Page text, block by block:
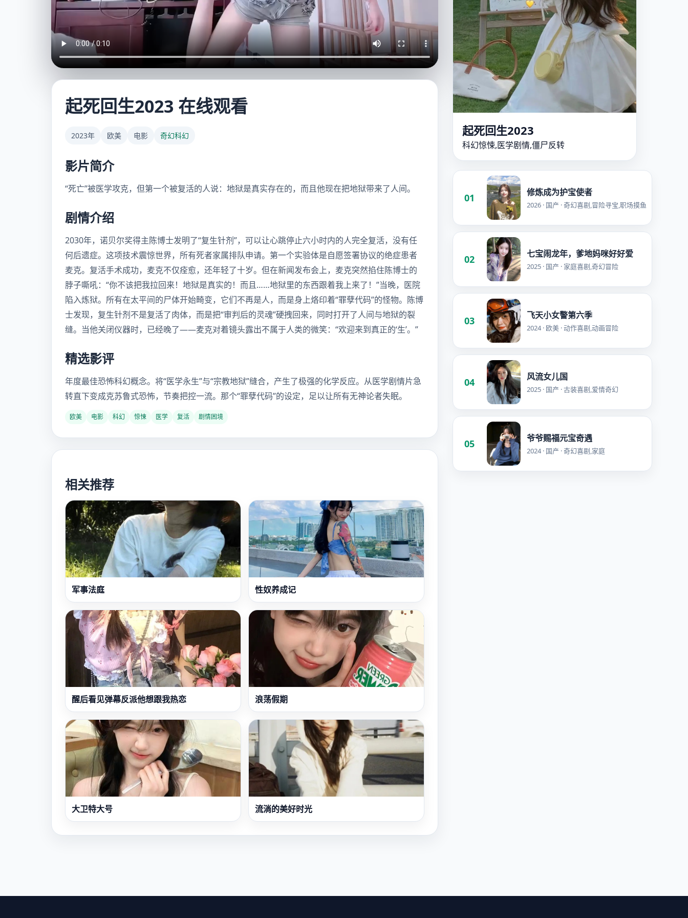
起死回生2023 在线观看
2023年 欧美 电影 奇幻科幻
影片简介
“死亡”被医学攻克，但第一个被复活的人说：地狱是真实存在的，而且他现在把地狱带来了人间。
剧情介绍
2030年，诺贝尔奖得主陈博士发明了“复生针剂”，可以让心跳停止六小时内的人完全复活，没有任
何后遗症。这项技术震惊世界，所有死者家属排队申请。第一个实验体是自愿签署协议的绝症患者
麦克。复活手术成功，麦克不仅痊愈，还年轻了十岁。但在新闻发布会上，麦克突然掐住陈博士的
脖子嘶吼：“你不该把我拉回来！地狱是真实的！而且……地狱里的东西跟着我上来了！”当晚，医院
陷入炼狱。所有在太平间的尸体开始畸变，它们不再是人，而是身上烙印着“罪孽代码”的怪物。陈博
士发现，复生针剂不是复活了肉体，而是把“审判后的灵魂”硬拽回来，同时打开了人间与地狱的裂
缝。当他关闭仪器时，已经晚了——麦克对着镜头露出不属于人类的微笑：“欢迎来到真正的‘生’。”
精选影评
年度最佳恐怖科幻概念。将“医学永生”与“宗教地狱”缝合，产生了极强的化学反应。从医学剧情片急
转直下变成克苏鲁式恐怖，节奏把控一流。那个“罪孽代码”的设定，足以让所有无神论者失眠。
欧美 电影 科幻 惊悚 医学 复活 剧情困境
相关推荐
军事法庭 性奴养成记
醒后看见弹幕反派他想跟我热恋 浪荡假期
大卫特大号 流淌的美好时光
起死回生2023
科幻惊悚,医学剧情,僵尸反转
01 修炼成为护宝使者
2026 · 国产 · 奇幻喜剧,冒险寻宝,职场摸鱼
02 七宝闹龙年，爹地妈咪好好爱
2025 · 国产 · 家庭喜剧,奇幻冒险
03 飞天小女警第六季
2024 · 欧美 · 动作喜剧,动画冒险
04 风流女儿国
2025 · 国产 · 古装喜剧,爱情奇幻
05 爷爷赐福元宝奇遇
2024 · 国产 · 奇幻喜剧,家庭